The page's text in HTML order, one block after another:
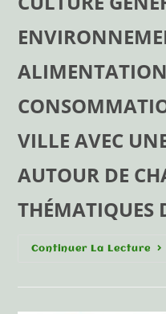
VILLE AVEC
AUTOUR DE
THÉMATIQUES
Continuer La Lecture